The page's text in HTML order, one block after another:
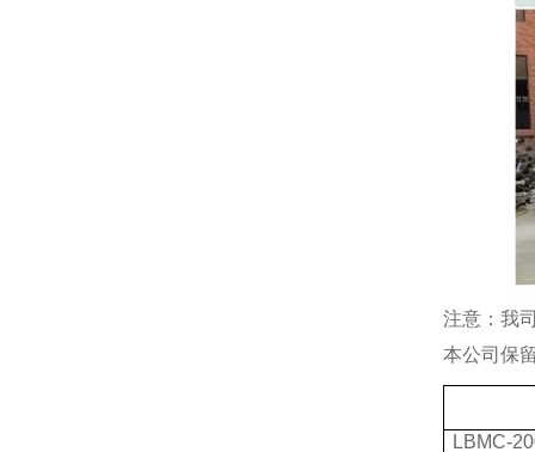
注意：我
本公司保
LBMC-